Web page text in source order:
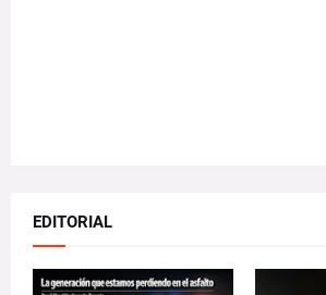
EDITORIAL